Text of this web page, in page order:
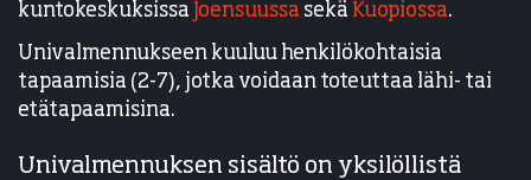
kuntokeskuksissa Joensuussa sekä Kuopiossa.
Univalmennukseen kuuluu henkilökohtaisia
tapaamisia (2-7), jotka voidaan toteuttaa lähi- tai
etätapaamisina.
Univalmennuksen sisältö on yksilöllistä